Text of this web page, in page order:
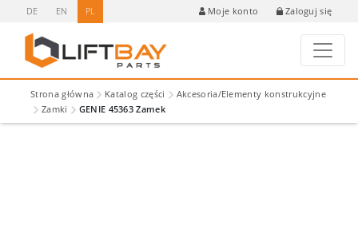
DE EN PL Moje konto Zaloguj się
Strona główna Katalog części
Akcesoria/Elementy konstrukcyjne
Zamki
GENIE 45363 Zamek